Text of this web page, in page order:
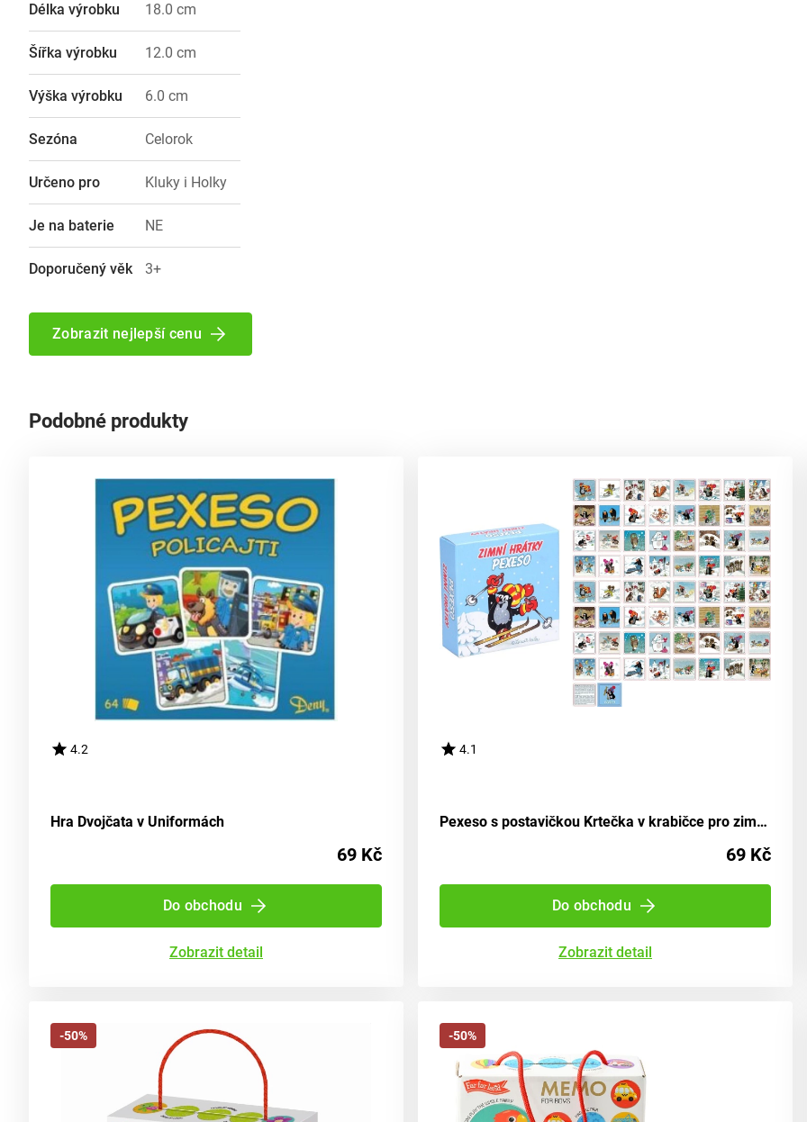
Délka výrobku 18.0 cm
Šířka výrobku 12.0 cm
Výška výrobku 6.0 cm
Sezóna Celorok
Určeno pro Kluky i Holky
Je na baterie NE
Doporučený věk 3+
Zobrazit nejlepší cenu
Podobné produkty
4.2
Hra Dvojčata v Uniformách
69 Kč
Do obchodu
Zobrazit detail
4.1
Pexeso s postavičkou Krtečka v krabičce pro zimní zábavu
69 Kč
Do obchodu
Zobrazit detail
-50% -50%